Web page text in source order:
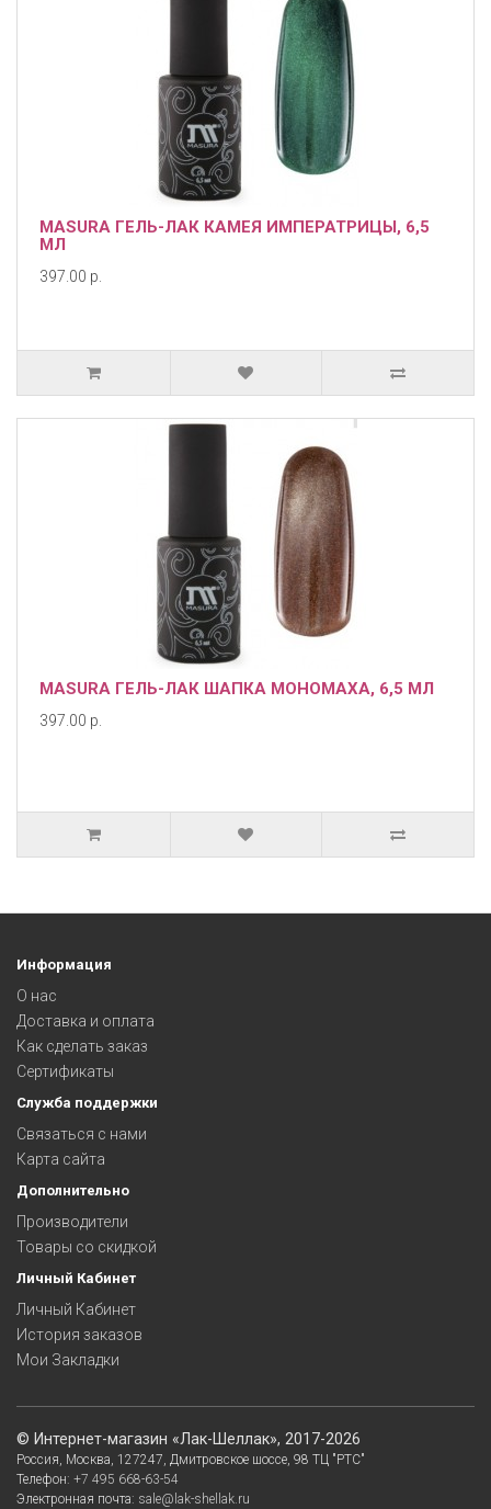
MASURA ГЕЛЬ-ЛАК КАМЕЯ ИМПЕРАТРИЦЫ, 6,5
МЛ
397.00 р.
MASURA ГЕЛЬ-ЛАК ШАПКА МОНОМАХА, 6,5 МЛ
397.00 р.
Информация
О нас
Доставка и оплата
Как сделать заказ
Сертификаты
Служба поддержки
Связаться с нами
Карта сайта
Дополнительно
Производители
Товары со скидкой
Личный Кабинет
Личный Кабинет
История заказов
Мои Закладки
© Интернет-магазин «Лак-Шеллак», 2017-2026
Россия, Москва, 127247, Дмитровское шоссе, 98 ТЦ "РТС"
Телефон: +7 495 668-63-54
Электронная почта: sale@lak-shellak.ru